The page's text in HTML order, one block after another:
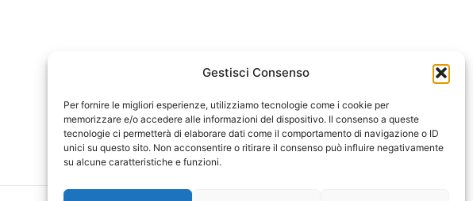
Gestisci Consenso
Per fornire le migliori esperienze, utilizziamo tecnologie come i cookie per
memorizzare e/o accedere alle informazioni del dispositivo. Il consenso a queste
tecnologie ci permetterà di elaborare dati come il comportamento di navigazione o ID
unici su questo sito. Non acconsentire o ritirare il consenso può influire negativamente
su alcune caratteristiche e funzioni.